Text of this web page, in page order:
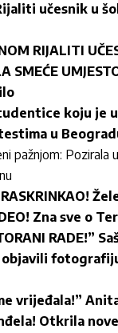
učesnik u
RIJALITI
SMEĆE
koju je
u
pažnjom: Pozirala
RASKRINKAO!
Zna sve o
RADE!”
vrijeđala!”
Otkrila